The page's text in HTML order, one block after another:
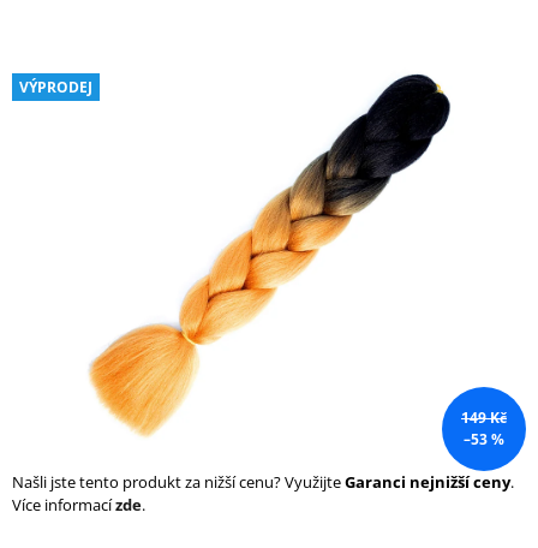
VÝPRODEJ
149 Kč
–53 %
Našli jste tento produkt za nižší cenu? VyužijteGaranci nejnižší ceny.
Více informacízde.
í
HLEDAT
u
č